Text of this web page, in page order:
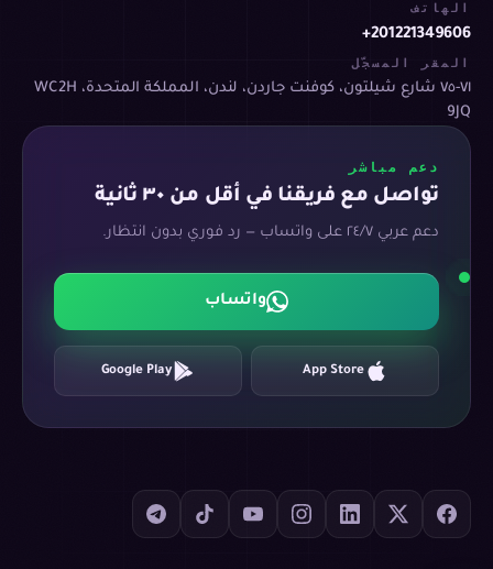
الهاتف
+201221349606
المقر المسجّل
٧١-٧٥ شارع شيلتون، كوفنت جاردن، لندن، المملكة المتحدة، WC2H
9JQ
دعم مباشر
تواصل مع فريقنا في أقل من ٣٠ ثانية
دعم عربي ٢٤/٧ على واتساب — رد فوري بدون انتظار.
واتساب
App Store
Google Play